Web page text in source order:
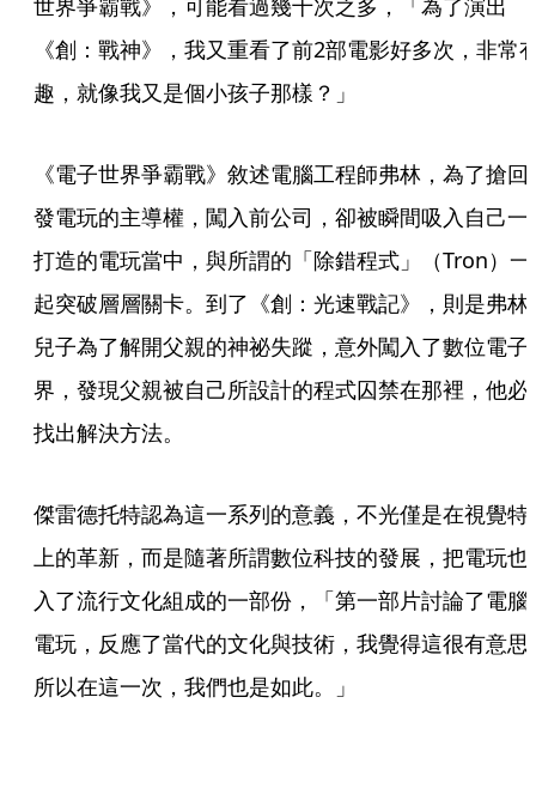
世界爭霸戰》，可能看過幾十次之多，「為了演出
《創：戰神》，我又重看了前2部電影好多次，非常
趣，就像我又是個小孩子那樣？」
《電子世界爭霸戰》敘述電腦工程師弗林，為了搶回
發電玩的主導權，闖入前公司，卻被瞬間吸入自己一
打造的電玩當中，與所謂的「除錯程式」（Tron）一
起突破層層關卡。到了《創：光速戰記》，則是弗林
兒子為了解開父親的神祕失蹤，意外闖入了數位電子
界，發現父親被自己所設計的程式囚禁在那裡，他必
找出解決方法。
傑雷德托特認為這一系列的意義，不光僅是在視覺特
上的革新，而是隨著所謂數位科技的發展，把電玩也
入了流行文化組成的一部份，「第一部片討論了電腦
電玩，反應了當代的文化與技術，我覺得這很有意思
所以在這一次，我們也是如此。」